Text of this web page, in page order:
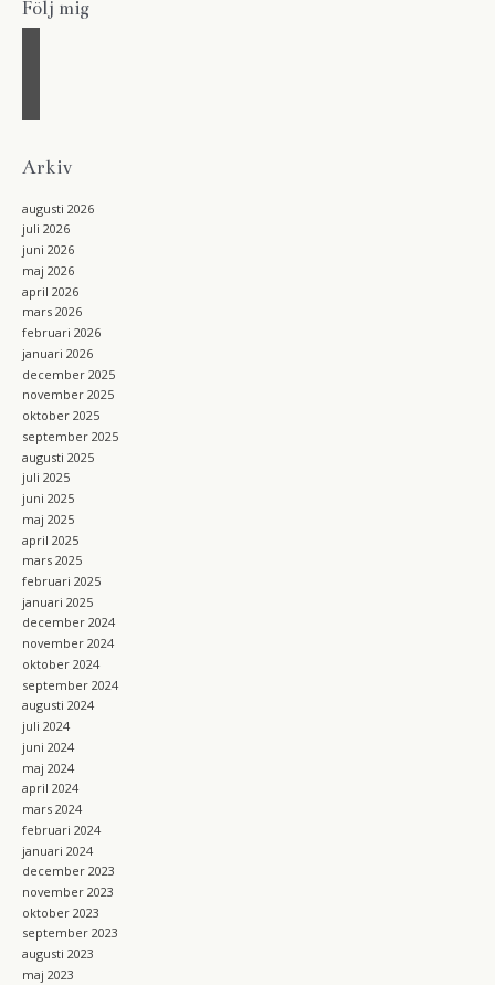
Följ mig
b
k
t
g
r
m
Arkiv
augusti 2026
juli 2026
juni 2026
maj 2026
april 2026
mars 2026
februari 2026
januari 2026
december 2025
november 2025
oktober 2025
september 2025
augusti 2025
juli 2025
juni 2025
maj 2025
april 2025
mars 2025
februari 2025
januari 2025
december 2024
november 2024
oktober 2024
september 2024
augusti 2024
juli 2024
juni 2024
maj 2024
april 2024
mars 2024
februari 2024
januari 2024
december 2023
november 2023
oktober 2023
september 2023
augusti 2023
maj 2023